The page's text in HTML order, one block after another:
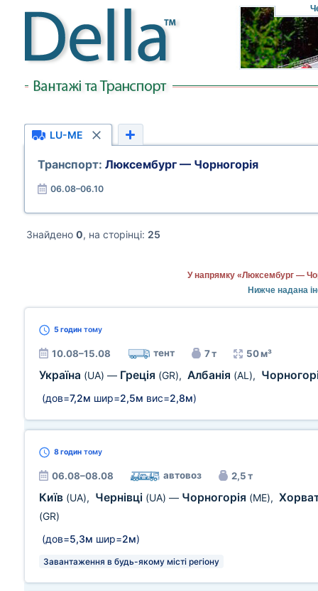
LU-ME
Транспорт: Люксембург — Чорногорія
06.08–06.10
Знайдено 0, на сторінці: 25
У напрямку «Люксембург —
Нижче надана
5 годин тому
10.08–15.08 тент 7 т 50 м³
Україна (UA) — Греція (GR), Албанія (AL),
(дов=7,2м шир=2,5м вис=2,8м)
8 годин тому
06.08–08.08 автовоз 2,5 т
Київ (UA), Чернівці (UA) — Чорногорія (ME),
(GR)
(дов=5,3м шир=2м)
Завантаження в будь-якому місті регіону